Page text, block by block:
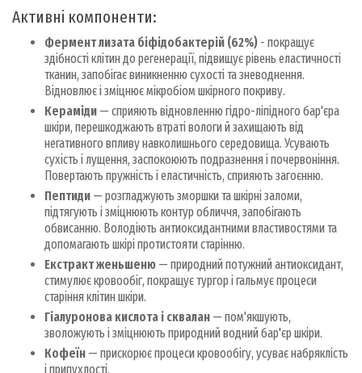
Активні компоненти:
Фермент лизата біфідобактерій (62%) - покращує
здібності клітин до регенерації, підвищує рівень еластичності
тканин, запобігає виникненню сухості та зневоднення.
Відновлює і зміцнює мікробіом шкірного покриву.
Кераміди — сприяють відновленню гідро-ліпідного бар'єра
шкіри, перешкоджають втраті вологи й захищають від
негативного впливу навколишнього середовища. Усувають
сухість і лущення, заспокоюють подразнення і почервоніння.
Повертають пружність і еластичність, сприяють загоєнню.
Пептиди — розгладжують зморшки та шкірні заломи,
підтягують і зміцнюють контур обличчя, запобігають
обвисанню. Володіють антиоксидантними властивостями та
допомагають шкірі протистояти старінню.
Екстракт женьшеню — природний потужний антиоксидант,
стимулює кровообіг, покращує тургор і гальмує процеси
старіння клітин шкіри.
Гіалуронова кислота і сквалан — пом'якшують,
зволожують і зміцнюють природний водний бар'єр шкіри.
Кофеїн — прискорює процеси кровообігу, усуває набряклість
і припухлості.